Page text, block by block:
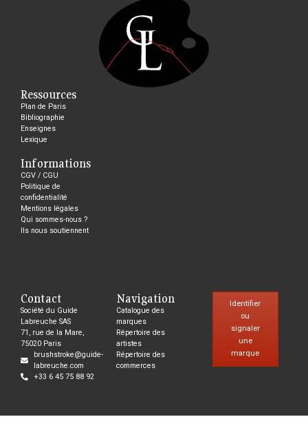
Ressources
Plan de Paris
Bibliographie
Enseignes
Lexique
Informations
CGV / CGU
Politique de
confidentialité
Mentions légales
Qui sommes-nous ?
Ils nous soutiennent
Contact
Société du Guide
Labreuche SAS
71, rue de la Mare,
75020 Paris
brushstroke@guide-
labreuche.com
+33 6 45 75 88 92
Navigation
Catalogue des
marques
Répertoire des
artistes
Répertoire des
commerces
Identifier
ou
signaler
une
marque